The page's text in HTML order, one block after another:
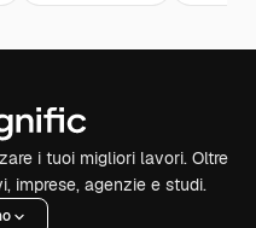
i tuoi migliori lavori. Oltre
imprese, agenzie e studi.